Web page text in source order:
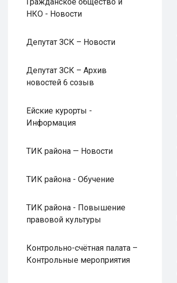
НКО - Новости
Депутат ЗСК – Новости
Депутат ЗСК – Архив
новостей 6 созыв
Ейские курорты -
Информация
ТИК района — Новости
ТИК района - Обучение
ТИК района - Повышение
правовой культуры
Контрольно-счётная палата –
Контрольные мероприятия